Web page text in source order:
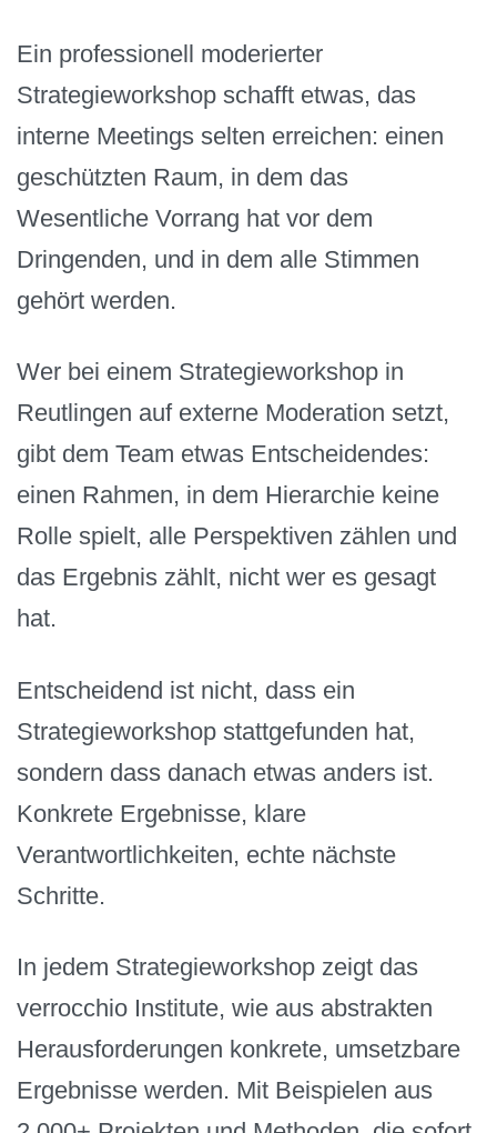
Ein professionell moderierter
Strategieworkshop schafft etwas, das
interne Meetings selten erreichen: einen
geschützten Raum, in dem das
Wesentliche Vorrang hat vor dem
Dringenden, und in dem alle Stimmen
gehört werden.
Wer bei einem Strategieworkshop in
Reutlingen auf externe Moderation setzt,
gibt dem Team etwas Entscheidendes:
einen Rahmen, in dem Hierarchie keine
Rolle spielt, alle Perspektiven zählen und
das Ergebnis zählt, nicht wer es gesagt
hat.
Entscheidend ist nicht, dass ein
Strategieworkshop stattgefunden hat,
sondern dass danach etwas anders ist.
Konkrete Ergebnisse, klare
Verantwortlichkeiten, echte nächste
Schritte.
In jedem Strategieworkshop zeigt das
verrocchio Institute, wie aus abstrakten
Herausforderungen konkrete, umsetzbare
Ergebnisse werden. Mit Beispielen aus